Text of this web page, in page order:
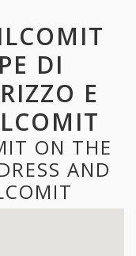
DI
E
ON THE
AND